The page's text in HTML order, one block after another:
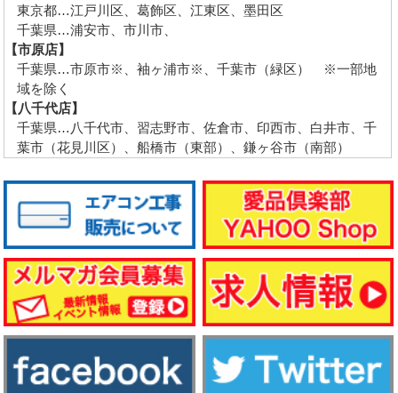
東京都…江戸川区、葛飾区、江東区、墨田区
千葉県…浦安市、市川市、
【市原店】
千葉県…市原市※、袖ヶ浦市※、千葉市（緑区） ※一部地
域を除く
【八千代店】
千葉県…八千代市、習志野市、佐倉市、印西市、白井市、千
葉市（花見川区）、船橋市（東部）、鎌ヶ谷市（南部）